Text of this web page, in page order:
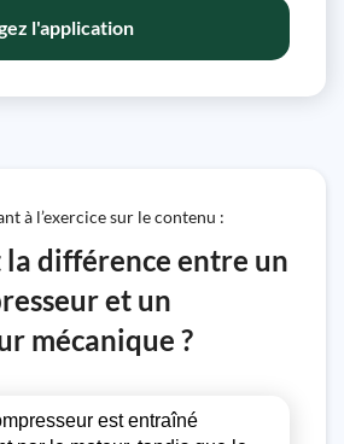
l'application
à l’exercice sur le contenu :
la différence entre un
et un
mécanique ?
est entraîné